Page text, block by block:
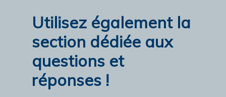
Utilisez également la
section dédiée aux
questions et
réponses !